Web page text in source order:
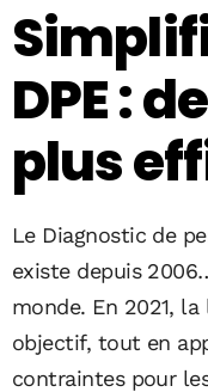
DPE :
plus
Le Diagnostic de
existe depuis
monde. En 2021,
objectif, tout en
contraintes pour